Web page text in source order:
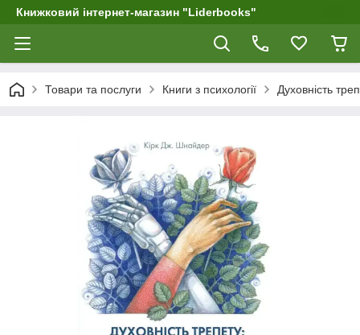
Книжковий інтернет-магазин "Liderbooks"
Товари та послуги Книги з психології Духовність